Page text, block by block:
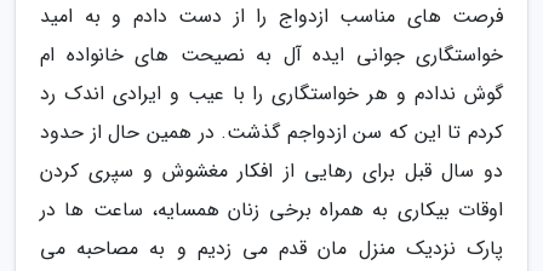
فرصت های مناسب ازدواج را از دست دادم و به امید
خواستگاری جوانی ایده آل به نصیحت های خانواده ام
گوش ندادم و هر خواستگاری را با عیب و ایرادی اندک رد
کردم تا این که سن ازدواجم گذشت. در همین حال از حدود
دو سال قبل برای رهایی از افکار مغشوش و سپری کردن
اوقات بیکاری به همراه برخی زنان همسایه، ساعت ها در
پارک نزدیک منزل مان قدم می زدیم و به مصاحبه می